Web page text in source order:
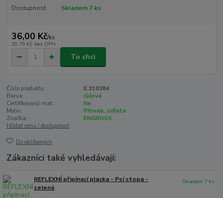
Dostupnost Skladem 7 ks
36,00 Kč/ks
29,75 Kč bez DPH
To chci
Číslo produktu:
E.310384
Barva:
růžová
Certifikovaný mat.:
Ne
Motiv:
Příroda, zvířata
Značka:
ENGROSS
Hlídat cenu / dostupnost
Do oblíbených
Zákazníci také vyhledávají:
REFLEXNÍ připínací placka - Psí stopa -
zelená
Skladem 7 ks